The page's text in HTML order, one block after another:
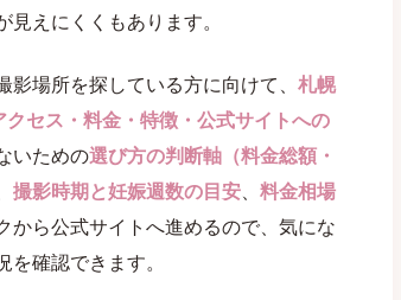
えにくくもあります。
場所を探している方に向けて、 札幌
クセス・料金・特徴・公式サイトへの
いための選び方の判断軸（料金総額・
撮影時期と妊娠週数の目安
料金相場
から公式サイトへ進めるので、気にな
確認できます。